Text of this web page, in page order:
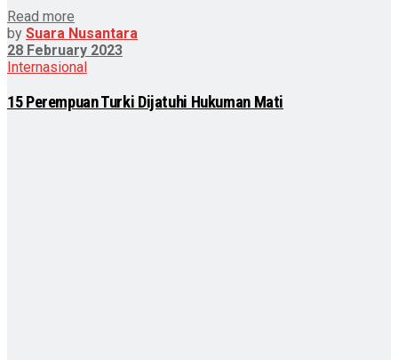
Read more
by Suara Nusantara
28 February 2023
Internasional
15 Perempuan Turki Dijatuhi Hukuman Mati